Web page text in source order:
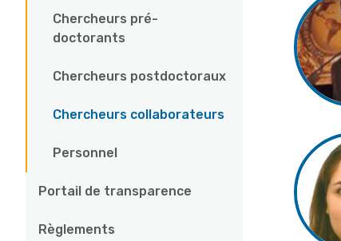
Chercheurs pré-
doctorants
Chercheurs postdoctoraux
Chercheurs collaborateurs
Personnel
Portail de transparence
Règlements